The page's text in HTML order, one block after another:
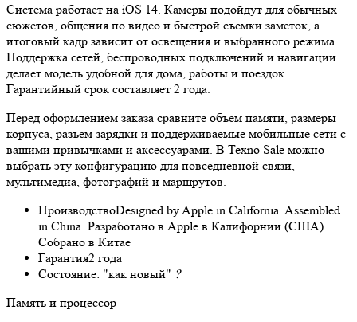
Система работает на iOS 14. Камеры подойдут для обычных
сюжетов, общения по видео и быстрой съемки заметок, а
итоговый кадр зависит от освещения и выбранного режима.
Поддержка сетей, беспроводных подключений и навигации
делает модель удобной для дома, работы и поездок.
Гарантийный срок составляет 2 года.
Перед оформлением заказа сравните объем памяти, размеры
корпуса, разъем зарядки и поддерживаемые мобильные сети с
вашими привычками и аксессуарами. В Texno Sale можно
выбрать эту конфигурацию для повседневной связи,
мультимедиа, фотографий и маршрутов.
ПроизводствоDesigned by Apple in California. Assembled
in China. Разработано в Apple в Калифорнии (США).
Собрано в Китае
Гарантия2 года
Состояние: "как новый" ?
Память и процессор